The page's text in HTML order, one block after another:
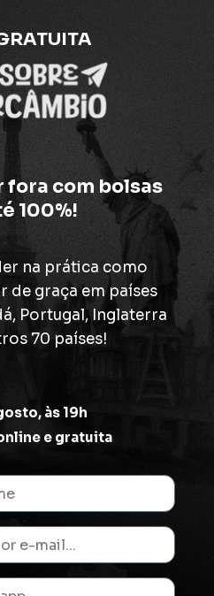
fora com bolsas
100%!
na prática como
de graça em países
Portugal, Inglaterra
70 países!
às 19h
e gratuita